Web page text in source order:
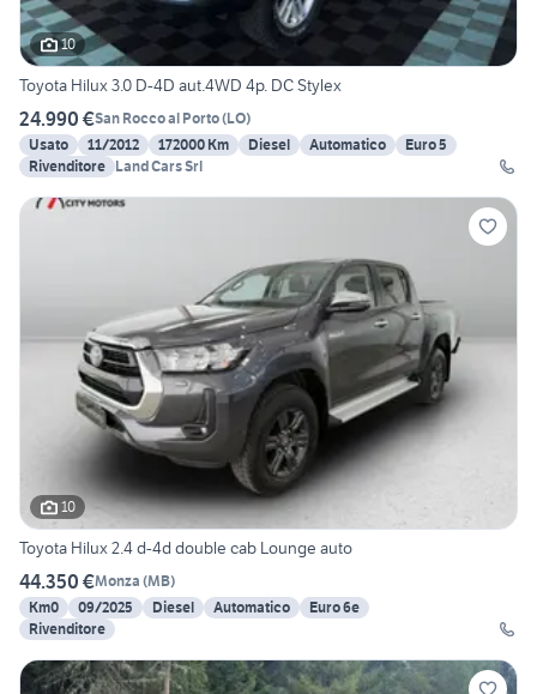
10
Toyota Hilux 3.0 D-4D aut.4WD 4p. DC Stylex
24.990 €San Rocco al Porto(LO)
Usato
11/2012 172000 Km Diesel Automatico
Euro 5
Rivenditore Land Cars Srl
10
Toyota Hilux 2.4 d-4d double cab Lounge auto
44.350 €Monza (MB)
Km0
09/2025 Diesel Automatico
Euro 6e
Rivenditore